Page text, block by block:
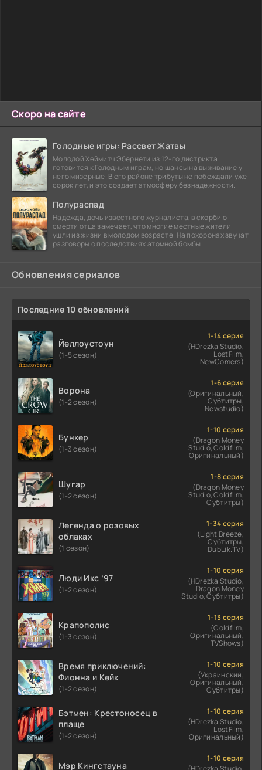
Скоро на сайте
Голодные игры: Рассвет Жатвы
Молодой Хеймитч Эбернети из 12-го дистрикта
готовится к Голодным играм, но шансы на выживание у
него мизерные. В его районе трибуты не побеждали уже
сорок лет, и это создает атмосферу безнадежности.
Полураспад
Надежда, дочь известного журналиста, в скорби о
смерти отца замечает, что многие местные жители
ушли из жизни в молодом возрасте. На похоронах звучат
разговоры о последствиях атомной бомбы.
Обновления сериалов
Последние 10 обновлений
Йеллоустоун
(1-5 сезон)
1-14 серия
(HDrezka Studio,
LostFilm,
NewComers)
Ворона
(1-2 сезон)
1-6 серия
(Оригинальный,
Субтитры,
Newstudio)
Бункер
(1-3 сезон)
1-10 серия
(Dragon Money
Studio, Coldfilm,
Оригинальный)
Шугар
(1-2 сезон)
1-8 серия
(Dragon Money
Studio, Coldfilm,
Субтитры)
Легенда о розовых
облаках
(1 сезон)
1-34 серия
(Light Breeze,
Субтитры,
DubLik.TV)
Люди Икс ’97
(1-2 сезон)
1-10 серия
(HDrezka Studio,
Dragon Money
Studio, Субтитры)
Крапополис
(1-3 сезон)
1-13 серия
(Coldfilm,
Оригинальный,
TVShows)
Время приключений:
Фионна и Кейк
(1-2 сезон)
1-10 серия
(Украинский,
Оригинальный,
Субтитры)
Бэтмен: Крестоносец в
плаще
(1-2 сезон)
1-10 серия
(HDrezka Studio,
LostFilm,
Оригинальный)
Мэр Кингстауна
1-10 серия